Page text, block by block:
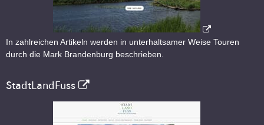
In zahlreichen Artikeln werden in unterhaltsamer Weise Touren
durch die Mark Brandenburg beschrieben.
StadtLandFuss